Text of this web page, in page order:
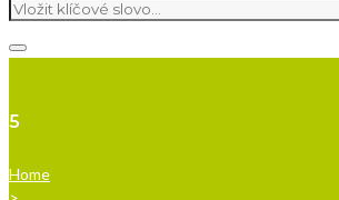
5
Home